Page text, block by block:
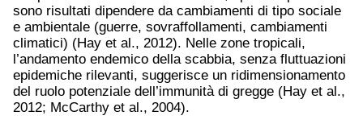
sono risultati dipendere da cambiamenti di tipo sociale
e ambientale (guerre, sovraffollamenti, cambiamenti
climatici) (Hay et al., 2012). Nelle zone tropicali,
l’andamento endemico della scabbia, senza fluttuazioni
epidemiche rilevanti, suggerisce un ridimensionamento
del ruolo potenziale dell’immunità di gregge (Hay et al.,
2012; McCarthy et al., 2004).